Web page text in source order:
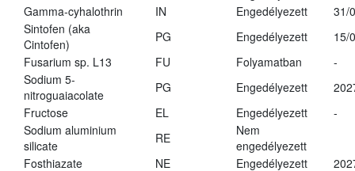
Gamma-cyhalothrin
IN Engedélyezett
31/
Sintofen (aka
Cintofen)
PG Engedélyezett
15/
Fusarium sp. L13
FU Folyamatban
-
Sodium 5-
nitroguaiacolate
PG Engedélyezett
Fructose
EL Engedélyezett
-
Sodium aluminium
silicate
RE
Nem
engedélyezett
Fosthiazate
NE Engedélyezett